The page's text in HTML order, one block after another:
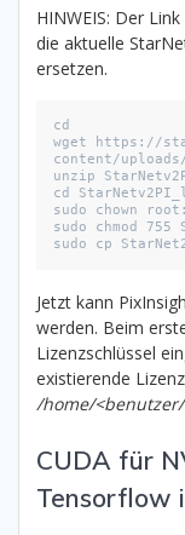
HINWEIS: Der
die aktuelle
ersetzen.
cd
wget https://
content/
unzip
cd
sudo chown
sudo chmod 755
sudo cp
Jetzt kann
werden. Beim
Lizenzschlüssel
existierende
/home/
CUDA für
Tensorflow